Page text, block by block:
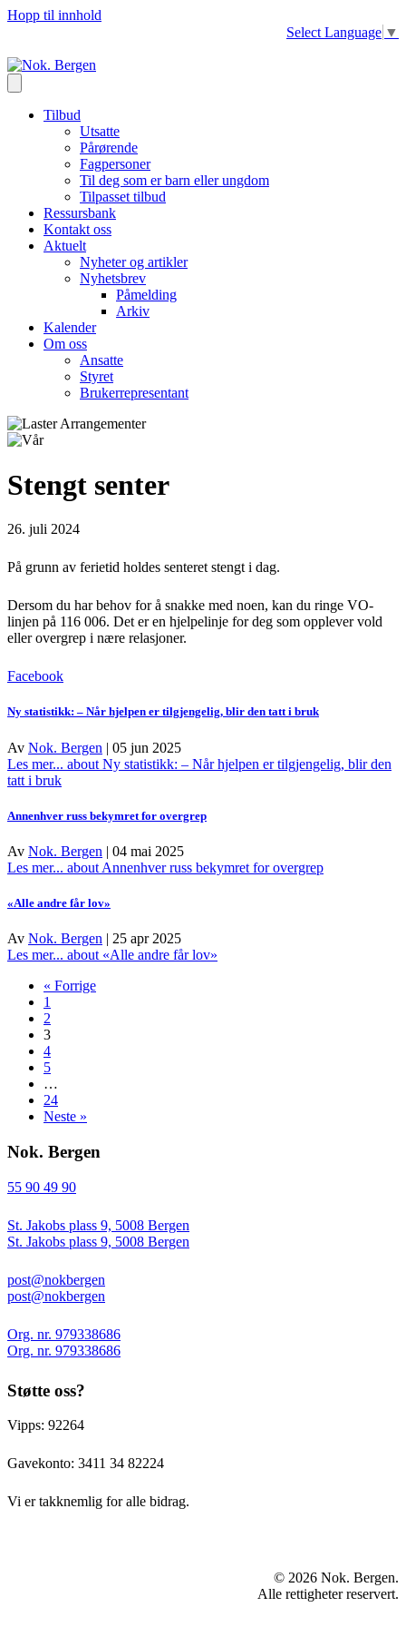
Hopp til innhold
Select Language ▼
Tilbud
Utsatte
Pårørende
Fagpersoner
Til deg som er barn eller ungdom
Tilpasset tilbud
Ressursbank
Kontakt oss
Aktuelt
Nyheter og artikler
Nyhetsbrev
Påmelding
Arkiv
Kalender
Om oss
Ansatte
Styret
Brukerrepresentant
Stengt senter
26. juli 2024
På grunn av ferietid holdes senteret stengt i dag.
Dersom du har behov for å snakke med noen, kan du ringe VO-
linjen på 116 006. Det er en hjelpelinje for deg som opplever vold
eller overgrep i nære relasjoner.
Facebook
Ny statistikk: – Når hjelpen er tilgjengelig, blir den tatt i bruk
Av Nok. Bergen | 05 jun 2025
Les mer... about Ny statistikk: – Når hjelpen er tilgjengelig, blir den
tatt i bruk
Annenhver russ bekymret for overgrep
Av Nok. Bergen | 04 mai 2025
Les mer... about Annenhver russ bekymret for overgrep
«Alle andre får lov»
Av Nok. Bergen | 25 apr 2025
Les mer... about «Alle andre får lov»
« Forrige
1
2
3
4
5
…
24
Neste »
Nok. Bergen
55 90 49 90
St. Jakobs plass 9, 5008 Bergen
St. Jakobs plass 9, 5008 Bergen
post@nokbergen
post@nokbergen
Org. nr. 979338686
Org. nr. 979338686
Støtte oss?
Vipps: 92264
Gavekonto: 3411 34 82224
Vi er takknemlig for alle bidrag.
© 2026 Nok. Bergen.
Alle rettigheter reservert.